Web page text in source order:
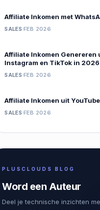
Affiliate Inkomen met
SALES FEB 2026
Affiliate Inkomen Genereren
Instagram en TikTok in 2026
SALES FEB 2026
Affiliate Inkomen uit
SALES FEB 2026
PLUSCLOUDS BLOG
Word een Auteur
Deel je technische inzichten